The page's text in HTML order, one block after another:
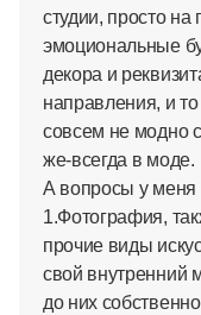
студии, просто
эмоциональные
декора и
направления, и
совсем не модно
же-всегда в моде.
А вопросы у
1.Фотография,
прочие виды
свой внутренний
до них